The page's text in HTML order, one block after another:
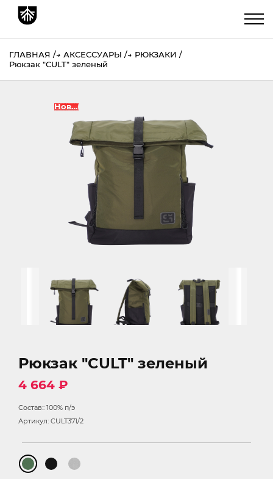
ГЛАВНАЯ → АКСЕССУАРЫ → РЮКЗАКИ
Рюкзак "CULT" зеленый
Новинка
Рюкзак "CULT" зеленый
4 664 ₽
Состав:: 100% п/э
Артикул: CULT371/2